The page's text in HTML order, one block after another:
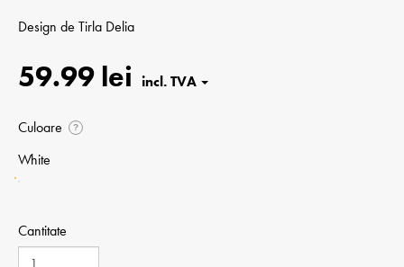
Design de Tirla Delia
59.99 lei
Culoare ?
White
Cantitate